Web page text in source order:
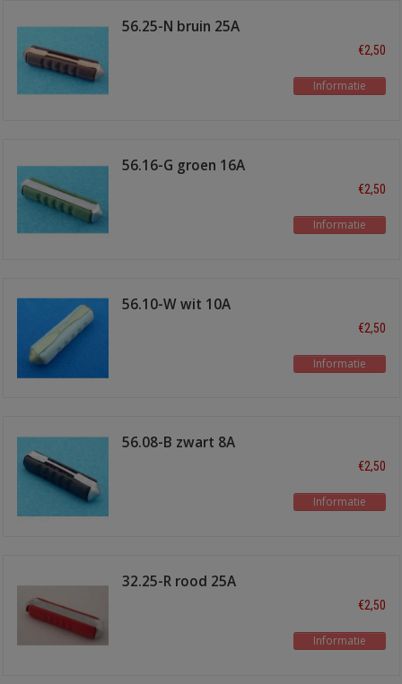
56.25-N bruin 25A
€2,50
Informatie
56.16-G groen 16A
€2,50
Informatie
56.10-W wit 10A
€2,50
Informatie
56.08-B zwart 8A
€2,50
Informatie
32.25-R rood 25A
€2,50
Informatie